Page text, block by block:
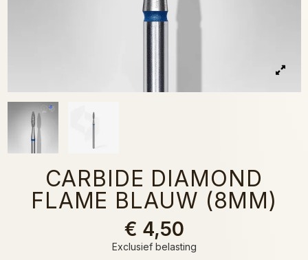
CARBIDE DIAMOND
FLAME BLAUW (8MM)
€ 4,50
Exclusief belasting